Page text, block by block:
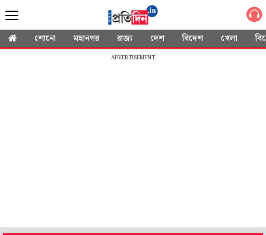
শোনো মহানগর রাজ্য দেশ বিদেশ খেলা
ADVERTISEMENT